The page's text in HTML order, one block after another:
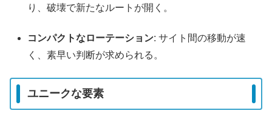
り、破壊で新たなルートが開く。
コンパクトなローテーション: サイト間の移動が速
く、素早い判断が求められる。
ユニークな要素